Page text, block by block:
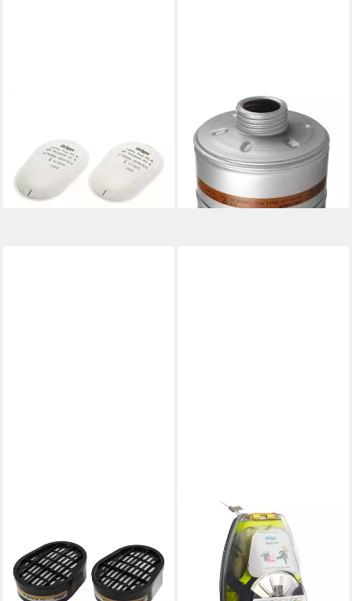
R Bajonett (ohne Gehäuse) 10
Stk
92,39 €
lieferbar - in 4-5 Werktagen bei dir
Filtereinsatz Dräger Safety
Wechselfilter, Filter: AX
44,38 €
lieferbar - in 4-5 Werktagen bei dir
Wechselfilter-Set, Filter:
A2B2 9 Stk
156,08 €
lieferbar - in 4-5 Werktagen bei dir
DRÄGER
Filtereinsatz Dräger Safety
Filterfluchthaube Parat 4700,
Typ: HARD
290,46 €
lieferbar - in 4-5 Werktagen bei dir